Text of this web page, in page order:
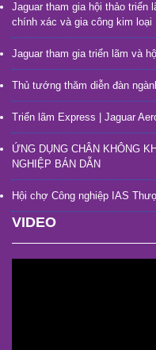
Jaguar tham gia hội thảo
chính xác và gia công kim loại
Jaguar tham gia triển lãm và
Thủ tướng thăm diễn đàn
Triển lãm Express | Jaguar
ỨNG DỤNG CHÂN KHÔNG
NGHIỆP BÁN DẪN
Hội chợ Công nghiệp IAS
VIDEO